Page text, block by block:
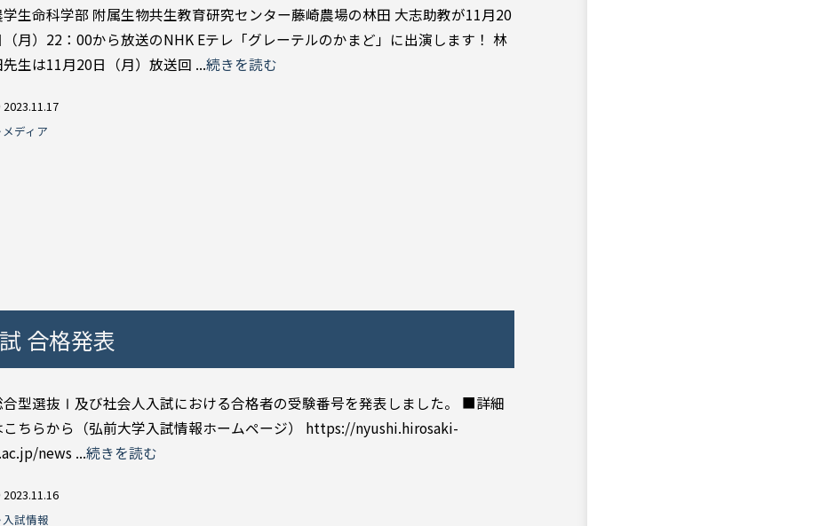
学生命科学部 附属生物共生教育研究センター藤崎農場の林田 大志助教が11月20
（月）22：00から放送のNHK Eテレ「グレーテルのかまど」に出演します！ 林
先生は11月20日（月）放送回 ...続きを読む
2023.11.17
メディア
合格発表
合型選抜Ⅰ及び社会人入試における合格者の受験番号を発表しました。 ■詳細
こちらから（弘前大学入試情報ホームページ） https://nyushi.hirosaki-
news ...続きを読む
2023.11.16
入試情報